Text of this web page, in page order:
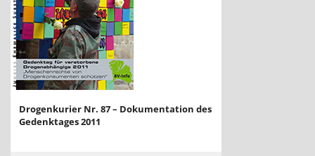
Drogenkurier Nr. 87 – Dokumentation des
Gedenktages 2011